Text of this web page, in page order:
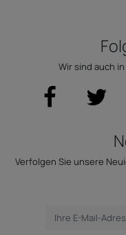
Wir sind auch
Verfolgen Sie unsere